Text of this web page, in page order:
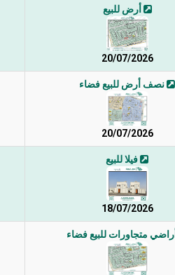
أرض للبيع
20/07/2026
نصف أرض للبيع فضاء
20/07/2026
فيلا للبيع
18/07/2026
أراضي متجاورات للبيع فضاء